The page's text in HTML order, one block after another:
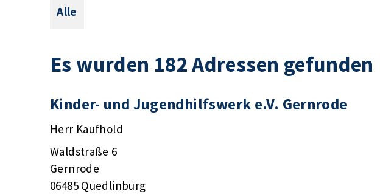
Alle
Es wurden 182 Adressen gefunden
Kinder- und Jugendhilfswerk e.V. Gernrode
Herr Kaufhold
Waldstraße 6
Gernrode
06485 Quedlinburg